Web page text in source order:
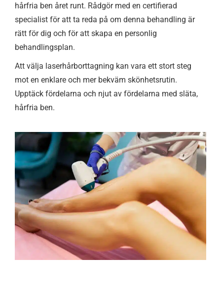
hårfria ben året runt. Rådgör med en certifierad
specialist för att ta reda på om denna behandling är
rätt för dig och för att skapa en personlig
behandlingsplan.
Att välja laserhårborttagning kan vara ett stort steg
mot en enklare och mer bekväm skönhetsrutin.
Upptäck fördelarna och njut av fördelarna med släta,
hårfria ben.